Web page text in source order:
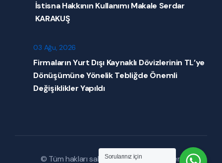
İstisna Hakkının Kullanımı Makale Serdar
KARAKUŞ
03 Ağu, 2026
Firmaların Yurt Dışı Kaynaklı Dövizlerinin TL’ye
Dönüşümüne Yönelik Tebliğde Önemli
Değişiklikler Yapıldı
© Tüm hakları saklıdır. |Mevzuat Haberleri
Sorularınız için